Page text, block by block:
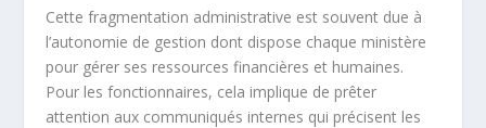
Cette fragmentation administrative est souvent due à
l’autonomie de gestion dont dispose chaque ministère
pour gérer ses ressources financières et humaines.
Pour les fonctionnaires, cela implique de prêter
attention aux communiqués internes qui précisent les